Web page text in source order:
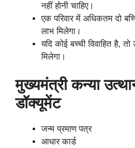
नहीं होनी चाहिए।
एक परिवार में अधिकतम दो
लाभ मिलेगा।
यदि कोई बच्ची विवाहित है,
मिलेगा।
मुख्यमंत्री कन्या
डॉक्यूमेंट
जन्म प्रमाण पत्र
आधार कार्ड